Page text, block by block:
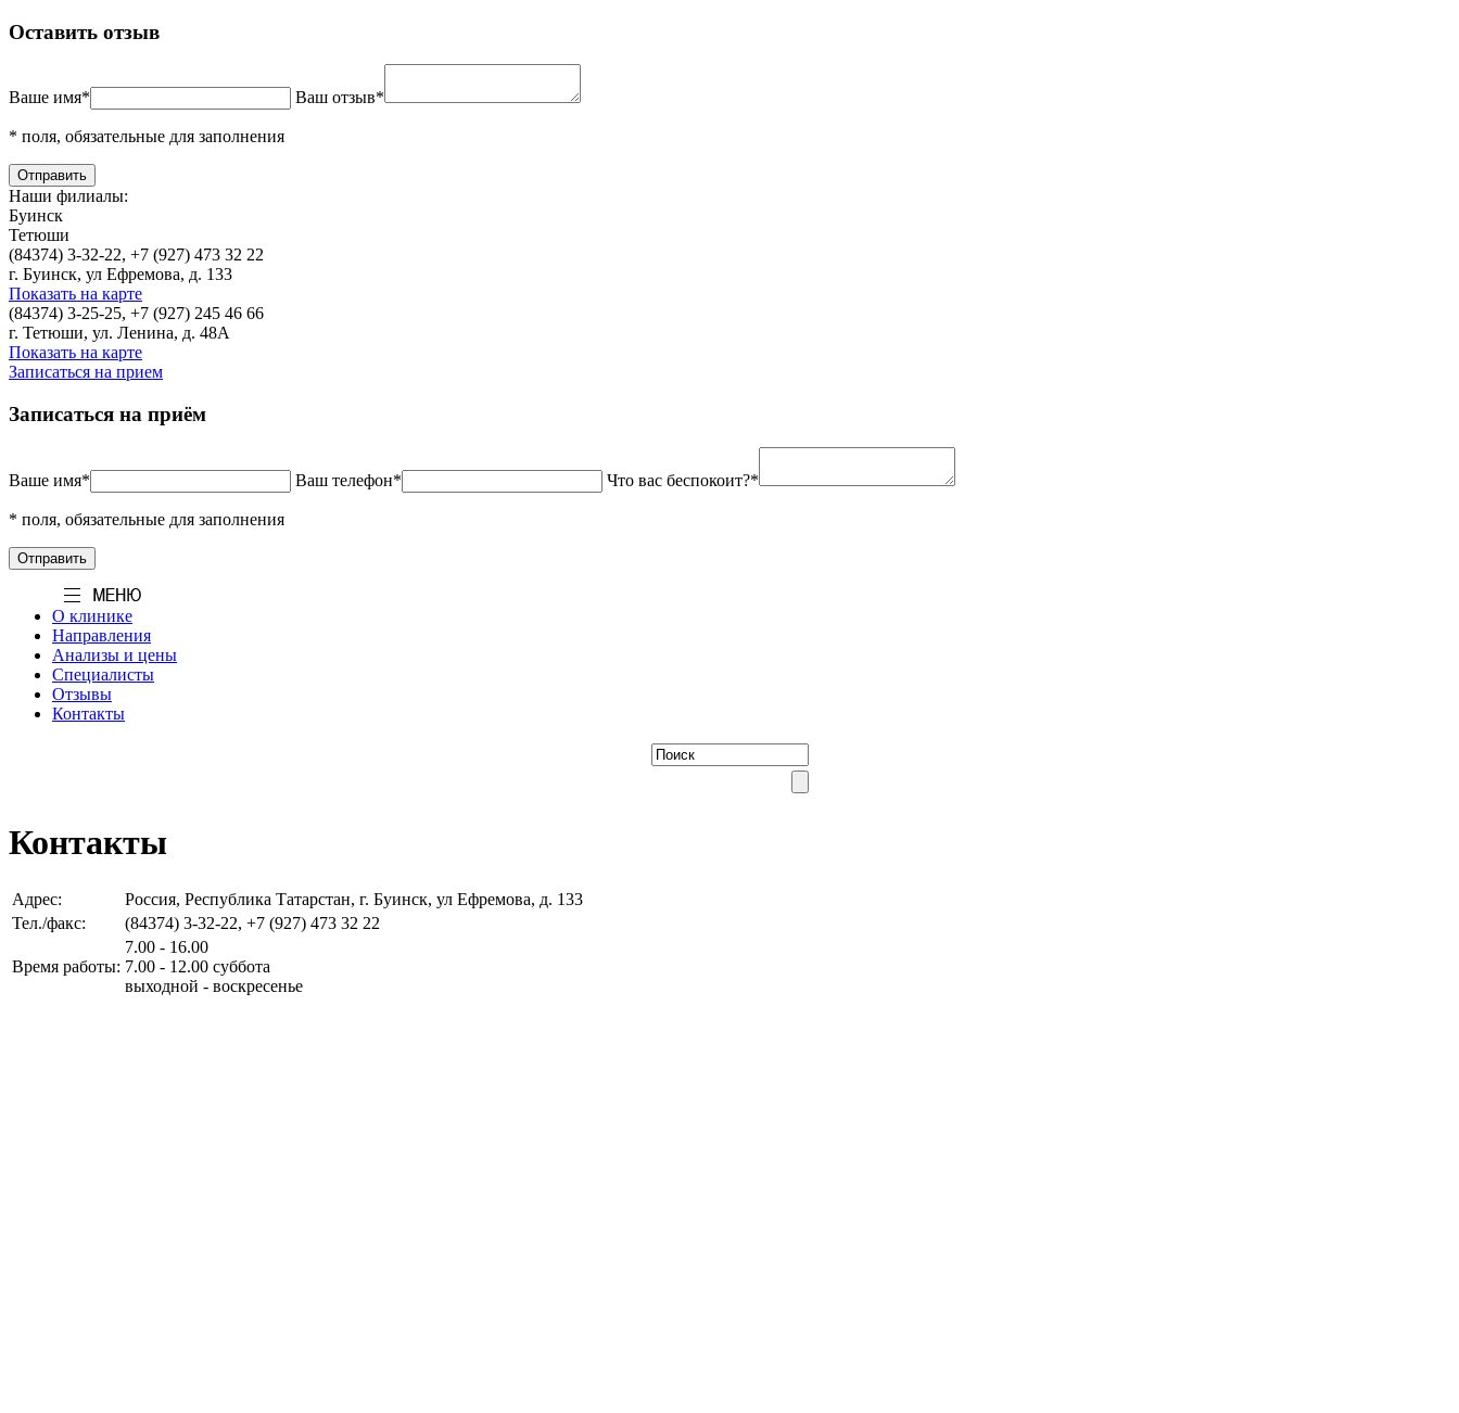
Оставить отзыв
Ваше имя* Ваш отзыв*
* поля, обязательные для заполнения
Наши филиалы:
Буинск
Тетюши
(84374) 3-32-22, +7 (927) 473 32 22
г. Буинск, ул Ефремова, д. 133
Показать на карте
(84374) 3-25-25, +7 (927) 245 46 66
г. Тетюши, ул. Ленина, д. 48А
Показать на карте
Записаться на прием
Записаться на приём
Ваше имя* Ваш телефон* Что вас беспокоит?*
* поля, обязательные для заполнения
О клинике
Направления
Анализы и цены
Специалисты
Отзывы
Контакты
Контакты
Адрес:
Россия, Республика Татарстан, г. Буинск, ул Ефремова, д. 133
Тел./факс:
(84374) 3-32-22, +7 (927) 473 32 22
Время работы:
7.00 - 16.00
7.00 - 12.00 суббота
выходной - воскресенье